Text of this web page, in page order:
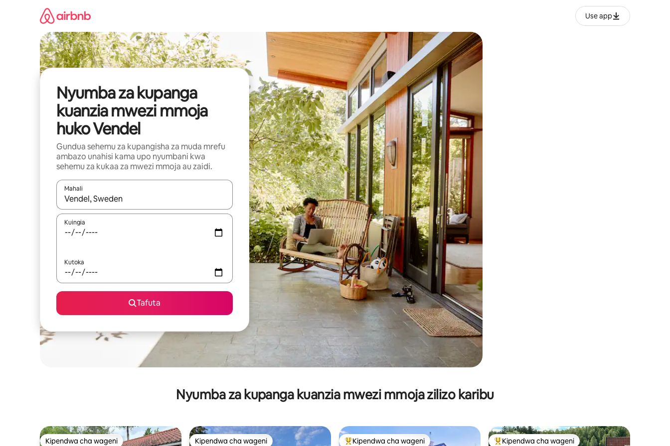
Use app
Nyumba za kupanga
kuanzia mwezi mmoja
huko Vendel
Gundua sehemu za kupangisha za muda mrefu
ambazo unahisi kama upo nyumbani kwa
sehemu za kukaa za mwezi mmoja au zaidi.
Mahali
Wakati matokeo yanapatikana, vinjari kwa kutumia vitufe vya vishale vya juu na chini au uchunguze kwa kugusa au kutelezesha kidole kwenye ishara.
Kuingia
Kutoka
Tafuta
Nyumba za kupanga kuanzia mwezi mmoja zilizo karibu
Kipendwa cha wageni Kipendwa cha wageni Kipendwa cha wageni Kipendwa cha wageni